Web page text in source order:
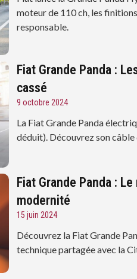
moteur de 110 ch, les
responsable.
Fiat Grande Panda :
cassé
9 octobre 2024
La Fiat Grande Panda
déduit). Découvrez son
Fiat Grande Panda :
modernité
15 juin 2024
Découvrez la Fiat Grande
technique partagée avec la